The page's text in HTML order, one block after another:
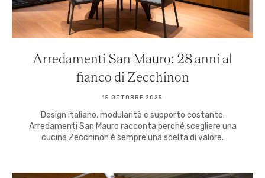
Arredamenti San Mauro: 28 anni al
fianco di Zecchinon
15 OTTOBRE 2025
Design italiano, modularità e supporto costante:
Arredamenti San Mauro racconta perché scegliere una
cucina Zecchinon è sempre una scelta di valore.